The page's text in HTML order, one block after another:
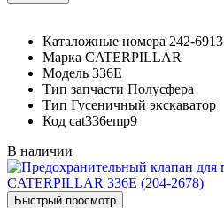
Каталожные номера 242-6913
Марка CATERPILLAR
Модель 336E
Тип запчасти Полусфера
Тип Гусеничный экскаватор
Код cat336emp9
В наличии